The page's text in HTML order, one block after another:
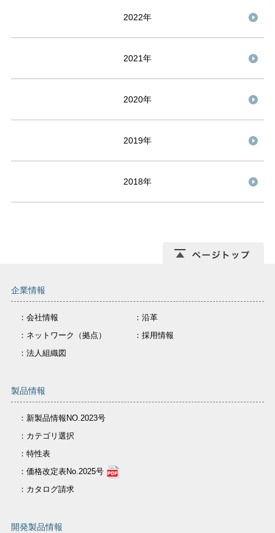
2022年
2021年
2020年
2019年
2018年
企業情報
：会社情報
：沿革
：ネットワーク（拠点）
：採用情報
：法人組織図
製品情報
：新製品情報NO.2023号
：カテゴリ選択
：特性表
：価格改定表No.2025号
：カタログ請求
開発製品情報